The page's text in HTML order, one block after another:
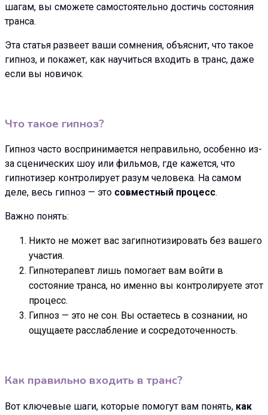
шагам, вы сможете самостоятельно достичь состояния
транса.
Эта статья развеет ваши сомнения, объяснит, что такое
гипноз, и покажет, как научиться входить в транс, даже
если вы новичок.
Что такое гипноз?
Гипноз часто воспринимается неправильно, особенно из-
за сценических шоу или фильмов, где кажется, что
гипнотизер контролирует разум человека. На самом
деле, весь гипноз — это совместный процесс.
Важно понять:
Никто не может вас загипнотизировать без вашего
участия.
Гипнотерапевт лишь помогает вам войти в
состояние транса, но именно вы контролируете этот
процесс.
Гипноз — это не сон. Вы остаетесь в сознании, но
ощущаете расслабление и сосредоточенность.
Как правильно входить в транс?
Вот ключевые шаги, которые помогут вам понять, как